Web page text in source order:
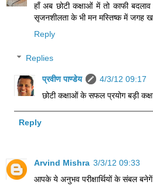
हाँ अब छोटी कक्षाओं में तो काफी
सृजनशीलता के भी मन मस्तिष्क में जगह
Reply
Replies
प्रवीण पाण्डेय
4/3/12 09:17
छोटी कक्षाओं के सफल प्रयोग बड़ी
Reply
Arvind Mishra 3/3/12 09:33
आपके ये अनुभव परीक्षार्थियों के संबल